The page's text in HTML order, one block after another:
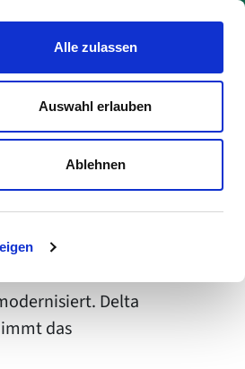
Alle zulassen
Auswahl erlauben
Ablehnen
Suchen
Menü
Delta
das